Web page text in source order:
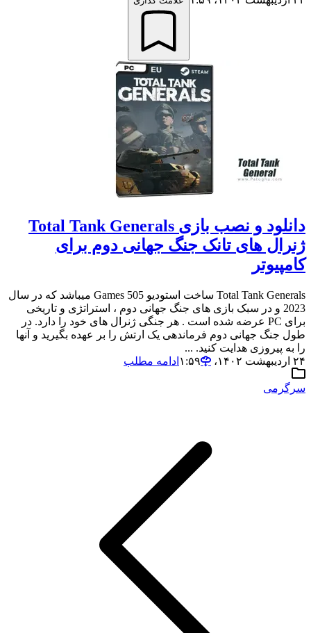
دانلود و نصب بازی Total Tank Generals
ژنرال های تانک جنگ جهانی دوم برای
کامپیوتر
Total Tank Generals ساخت استودیو 505 Games میباشد که در سال
2023 و در سبک بازی های جنگ جهانی دوم ، استراتژی و تاریخی
برای PC عرضه شده است . هر جنگی ژنرال های خود را دارد. در
طول جنگ جهانی دوم فرماندهی یک ارتش را بر عهده بگیرید و آنها
را به پیروزی هدایت کنید. ...
۲۴ اردیبهشت ۱۴۰۲،‏ ۱:۵۹
ادامه مطلب
سرگرمی